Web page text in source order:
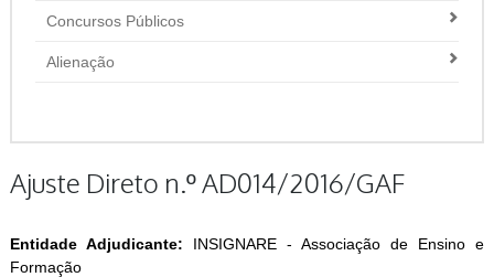
Concursos Públicos
Alienação
Ajuste Direto n.º AD014/2016/GAF
Entidade Adjudicante: INSIGNARE - Associação de Ensino e
Formação